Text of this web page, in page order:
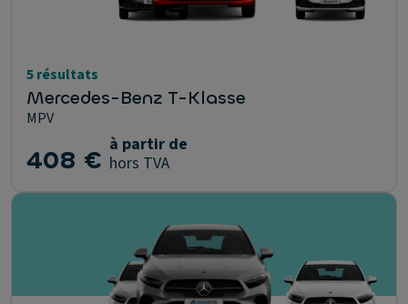
5 résultats
Mercedes-Benz T-Klasse
MPV
408 € à partir de
hors TVA